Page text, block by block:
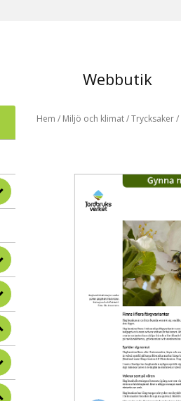
Webbutik
Hem / Miljö och klimat/Trycksaker/